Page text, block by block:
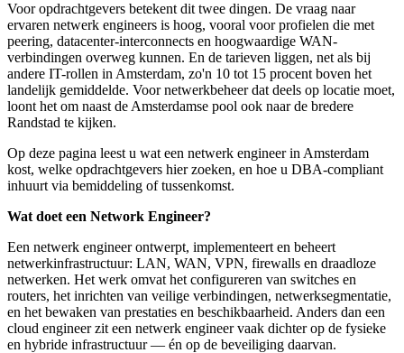
Voor opdrachtgevers betekent dit twee dingen. De vraag naar
ervaren netwerk engineers is hoog, vooral voor profielen die met
peering, datacenter-interconnects en hoogwaardige WAN-
verbindingen overweg kunnen. En de tarieven liggen, net als bij
andere IT-rollen in Amsterdam, zo'n 10 tot 15 procent boven het
landelijk gemiddelde. Voor netwerkbeheer dat deels op locatie moet,
loont het om naast de Amsterdamse pool ook naar de bredere
Randstad te kijken.
Op deze pagina leest u wat een netwerk engineer in Amsterdam
kost, welke opdrachtgevers hier zoeken, en hoe u DBA-compliant
inhuurt via bemiddeling of tussenkomst.
Wat doet een Network Engineer?
Een netwerk engineer ontwerpt, implementeert en beheert
netwerkinfrastructuur: LAN, WAN, VPN, firewalls en draadloze
netwerken. Het werk omvat het configureren van switches en
routers, het inrichten van veilige verbindingen, netwerksegmentatie,
en het bewaken van prestaties en beschikbaarheid. Anders dan een
cloud engineer zit een netwerk engineer vaak dichter op de fysieke
en hybride infrastructuur — én op de beveiliging daarvan.